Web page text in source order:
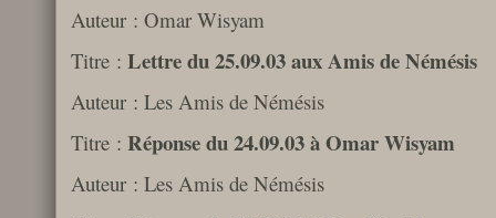
Auteur : Omar Wisyam
Titre : Lettre du 25.09.03 aux Amis de Némésis
Auteur : Les Amis de Némésis
Titre : Réponse du 24.09.03 à Omar Wisyam
Auteur : Les Amis de Némésis